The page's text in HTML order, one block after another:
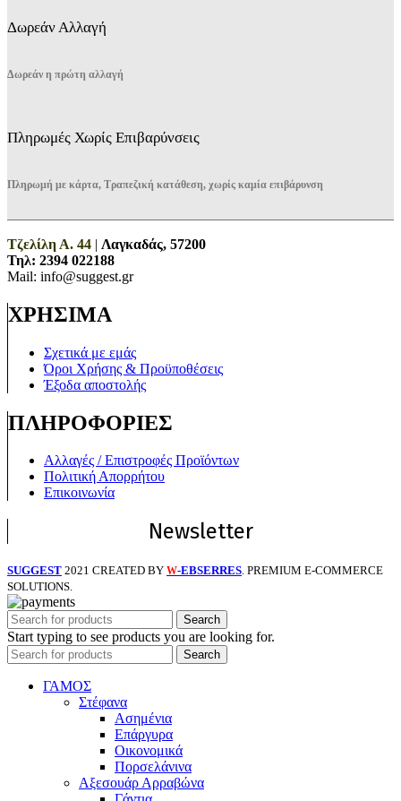
Δωρεάν Αλλαγή
Δωρεάν η πρώτη αλλαγή
Πληρωμές Χωρίς Επιβαρύνσεις
Πληρωμή με κάρτα, Τραπεζική κατάθεση, χωρίς καμία επιβάρυνση
Τζελίλη Α. 44 | Λαγκαδάς, 57200
Τηλ: 2394 022188
Mail: info@suggest.gr
ΧΡΗΣΙΜΑ
Σχετικά με εμάς
Όροι Χρήσης & Προϋποθέσεις
Έξοδα αποστολής
ΠΛΗΡΟΦΟΡΙΕΣ
Αλλαγές / Επιστροφές Προϊόντων
Πολιτική Απορρήτου
Επικοινωνία
Newsletter
SUGGEST 2021 CREATED BY W-EBSERRES. PREMIUM E-COMMERCE
SOLUTIONS.
Search
Start typing to see products you are looking for.
Search
ΓΑΜΟΣ
Στέφανα
Ασημένια
Επάργυρα
Οικονομικά
Πορσελάνινα
Αξεσουάρ Αρραβώνα